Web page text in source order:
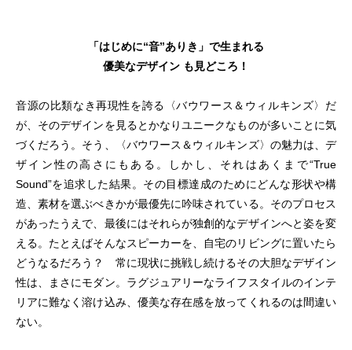
「はじめに“音”ありき」で生まれる
優美なデザイン も見どころ！
音源の比類なき再現性を誇る〈バウワース＆ウィルキンズ〉だ
が、そのデザインを見るとかなりユニークなものが多いことに気
づくだろう。そう、〈バウワース＆ウィルキンズ〉の魅力は、デ
ザイン性の高さにもある。しかし、それはあくまで“True
Sound”を追求した結果。その目標達成のためにどんな形状や構
造、素材を選ぶべきかが最優先に吟味されている。そのプロセス
があったうえで、最後にはそれらが独創的なデザインへと姿を変
える。たとえばそんなスピーカーを、自宅のリビングに置いたら
どうなるだろう？ 常に現状に挑戦し続けるその大胆なデザイン
性は、まさにモダン。ラグジュアリーなライフスタイルのインテ
リアに難なく溶け込み、優美な存在感を放ってくれるのは間違い
ない。